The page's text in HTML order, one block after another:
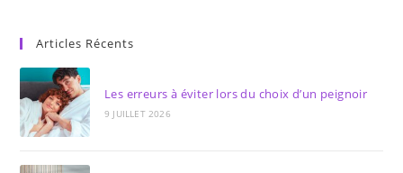
Articles Récents
Les erreurs à éviter lors du choix d’un peignoir
9 JUILLET 2026